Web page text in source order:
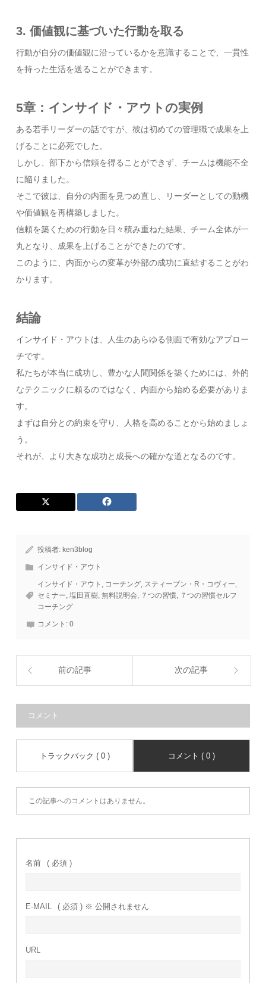
3. 価値観に基づいた行動を取る
行動が自分の価値観に沿っているかを意識することで、一貫性
を持った生活を送ることができます。
5章：インサイド・アウトの実例
ある若手リーダーの話ですが、彼は初めての管理職で成果を上
げることに必死でした。
しかし、部下から信頼を得ることができず、チームは機能不全
に陥りました。
そこで彼は、自分の内面を見つめ直し、リーダーとしての動機
や価値観を再構築しました。
信頼を築くための行動を日々積み重ねた結果、チーム全体が一
丸となり、成果を上げることができたのです。
このように、内面からの変革が外部の成功に直結することがわ
かります。
結論
インサイド・アウトは、人生のあらゆる側面で有効なアプロー
チです。
私たちが本当に成功し、豊かな人間関係を築くためには、外的
なテクニックに頼るのではなく、内面から始める必要がありま
す。
まずは自分との約束を守り、人格を高めることから始めましょ
う。
それが、より大きな成功と成長への確かな道となるのです。
投稿者: ken3blog
インサイド・アウト
インサイド・アウト , コーチング, スティーブン・R・コヴィー,
セミナー,塩田直樹,無料説明会, ７つの習慣, ７つの習慣セルフ
コーチング
コメント:0
前の記事 次の記事
コメント
トラックバック ( 0 ) コメント ( 0 )
この記事へのコメントはありません。
名前 ( 必須 )
E-MAIL ( 必須 ) ※ 公開されません
URL